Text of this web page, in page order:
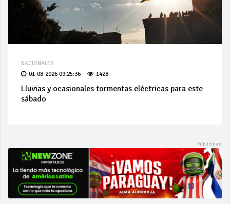
NACIONALES
01-08-2026 09:25:36 1428
Lluvias y ocasionales tormentas eléctricas para este
sábado